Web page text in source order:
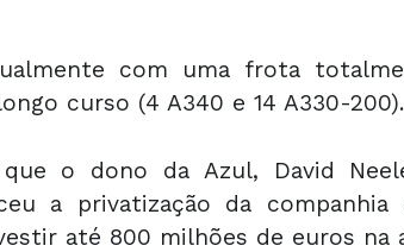
com uma frota
curso (4 A340 e 14 A330-200).
o dono da Azul, David
a privatização da
até 800 milhões de euros na